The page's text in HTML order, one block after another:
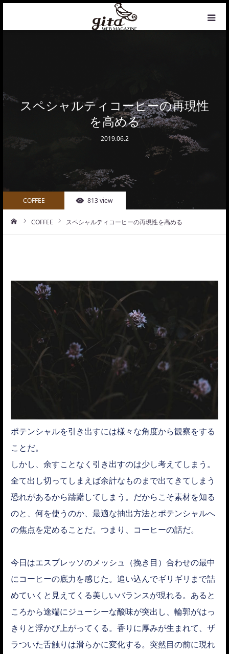
スペシャルティコーヒーの再現性
を高める
2019.06.2
COFFEE 813 view
COFFEE スペシャルティコーヒーの再現性を高める
ポテンシャルを引き出すには様々な角度から観察をする
ことだ。
しかし、余すことなく引き出すのは少し考えてしまう。
全て出し切ってしまえば余計なものまで出てきてしまう
恐れがあるから躊躇してしまう。だからこそ素材を知る
のと、何を使うのか、最適な抽出方法とポテンシャルへ
の焦点を定めることだ。つまり、コーヒーの話だ。
今日はエスプレッソのメッシュ（挽き目）合わせの最中
にコーヒーの底力を感じた。追い込んでギリギリまで詰
めていくと見えてくる美しいバランスが現れる。あると
ころから途端にジューシーな酸味が突出し、輪郭がはっ
きりと浮かび上がってくる。香りに厚みが生まれて、ザ
ラついた舌触りは滑らかに変化する。突然目の前に現れ
WEB MAGAZINE
PROFILE
CONTACT